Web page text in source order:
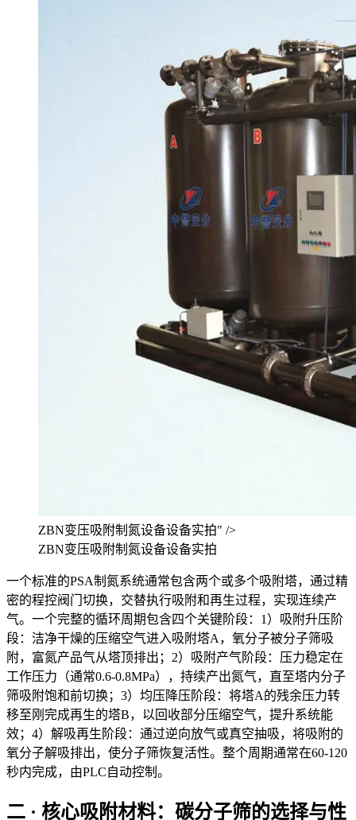
ZBN变压吸附制氮设备设备实拍" />
ZBN变压吸附制氮设备设备实拍
一个标准的PSA制氮系统通常包含两个或多个吸附塔，通过精
密的程控阀门切换，交替执行吸附和再生过程，实现连续产
气。一个完整的循环周期包含四个关键阶段：1）吸附升压阶
段：洁净干燥的压缩空气进入吸附塔A，氧分子被分子筛吸
附，富氮产品气从塔顶排出；2）吸附产气阶段：压力稳定在
工作压力（通常0.6-0.8MPa），持续产出氮气，直至塔内分子
筛吸附饱和前切换；3）均压降压阶段：将塔A的残余压力转
移至刚完成再生的塔B，以回收部分压缩空气，提升系统能
效；4）解吸再生阶段：通过逆向放气或真空抽吸，将吸附的
氧分子解吸排出，使分子筛恢复活性。整个周期通常在60-120
秒内完成，由PLC自动控制。
二 · 核心吸附材料：碳分子筛的选择与性